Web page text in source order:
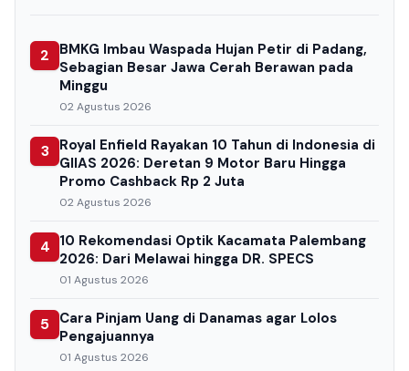
2
BMKG Imbau Waspada Hujan Petir di Padang,
Sebagian Besar Jawa Cerah Berawan pada
Minggu
02 Agustus 2026
3
Royal Enfield Rayakan 10 Tahun di Indonesia di
GIIAS 2026: Deretan 9 Motor Baru Hingga
Promo Cashback Rp 2 Juta
02 Agustus 2026
4 10 Rekomendasi Optik Kacamata Palembang
2026: Dari Melawai hingga DR. SPECS
01 Agustus 2026
5
Cara Pinjam Uang di Danamas agar Lolos
Pengajuannya
01 Agustus 2026